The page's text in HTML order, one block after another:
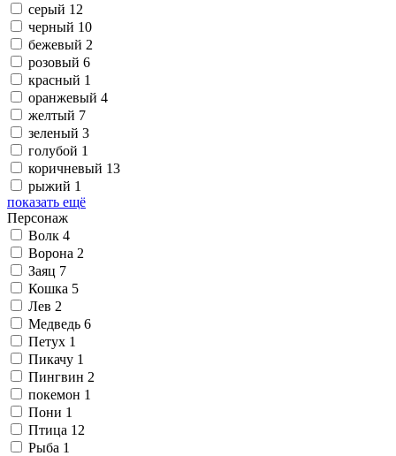
серый 12
черный 10
бежевый 2
розовый 6
красный 1
оранжевый 4
желтый 7
зеленый 3
голубой 1
коричневый 13
рыжий 1
показать ещё
Персонаж
Волк 4
Ворона 2
Заяц 7
Кошка 5
Лев 2
Медведь 6
Петух 1
Пикачу 1
Пингвин 2
покемон 1
Пони 1
Птица 12
Рыба 1